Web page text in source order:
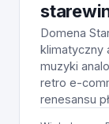
Domena
klimatyczny
muzyki
retro e-
renesansu